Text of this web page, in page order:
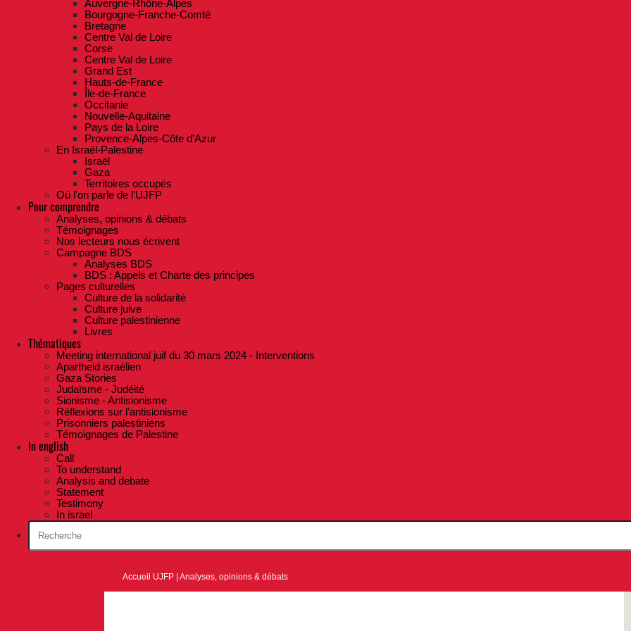
Auvergne-Rhône-Alpes
Bourgogne-Franche-Comté
Bretagne
Centre Val de Loire
Corse
Centre Val de Loire
Grand Est
Hauts-de-France
Île-de-France
Occitanie
Nouvelle-Aquitaine
Pays de la Loire
Provence-Alpes-Côte d'Azur
En Israël-Palestine
Israël
Gaza
Territoires occupés
Où l'on parle de l'UJFP
Pour comprendre
Analyses, opinions & débats
Témoignages
Nos lecteurs nous écrivent
Campagne BDS
Analyses BDS
BDS : Appels et Charte des principes
Pages culturelles
Culture de la solidarité
Culture juive
Culture palestinienne
Livres
Thématiques
Meeting international juif du 30 mars 2024 - Interventions
Apartheid israélien
Gaza Stories
Judaïsme - Judéité
Sionisme - Antisionisme
Réflexions sur l’antisionisme
Prisonniers palestiniens
Témoignages de Palestine
In english
Call
To understand
Analysis and debate
Statement
Testimony
In israel
Accueil UJFP |Analyses, opinions & débats